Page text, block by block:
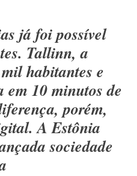
já foi possível
Tallinn, a
habitantes e
em 10 minutos de
porém,
A Estônia
sociedade